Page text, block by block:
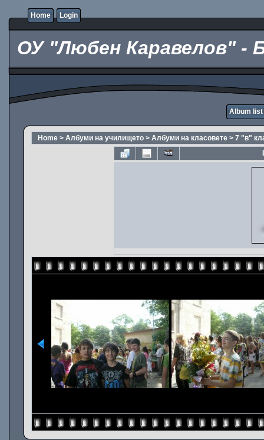
Home Login
ОУ "Любен Каравелов" -
Album list
Home > Албуми на училището > Албуми на класовете > 7 "в"